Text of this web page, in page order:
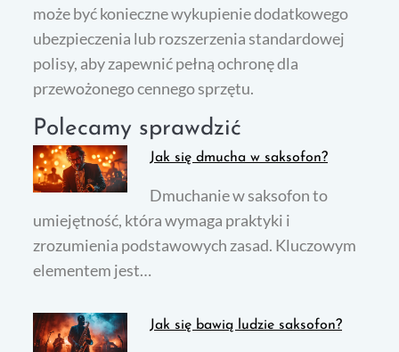
może być konieczne wykupienie dodatkowego
ubezpieczenia lub rozszerzenia standardowej
polisy, aby zapewnić pełną ochronę dla
przewożonego cennego sprzętu.
Polecamy sprawdzić
Jak się dmucha w saksofon?
Dmuchanie w saksofon to
umiejętność, która wymaga praktyki i
zrozumienia podstawowych zasad. Kluczowym
elementem jest…
Jak się bawią ludzie saksofon?